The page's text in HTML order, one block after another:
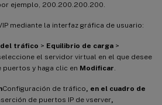
ejemplo, 200.200.200.200.
mediante la interfaz gráfica de usuario:
tráfico > Equilibrio de carga >
el servidor virtual en el que desee
y haga clic en Modificar.
Configuración de tráfico, en el cuadro de
de puertos IP de vserver,